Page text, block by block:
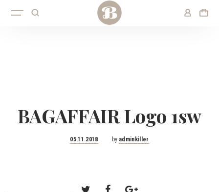
BAGAFFAIR Logo 1sw
Posted
05.11.2018 by adminkiller